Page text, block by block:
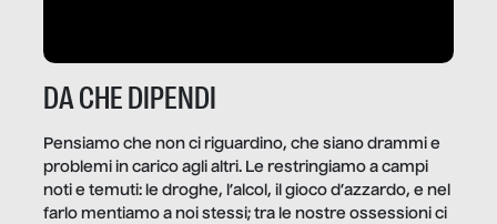
DA CHE DIPENDI
Pensiamo che non ci riguardino, che siano drammi e
problemi in carico agli altri. Le restringiamo a campi
noti e temuti: le droghe, l’alcol, il gioco d’azzardo, e nel
farlo mentiamo a noi stessi; tra le nostre ossessioni ci